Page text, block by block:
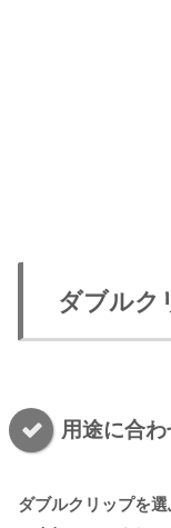
ダブルク
用途に合
ダブルクリップを